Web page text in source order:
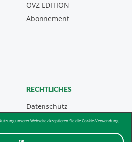
OK
unserer Webseite akzeptieren Sie die Cookie-Verwendung.
Abonnement
ÖVZ EDITION
RECHTLICHES
Datenschutz
Impressum